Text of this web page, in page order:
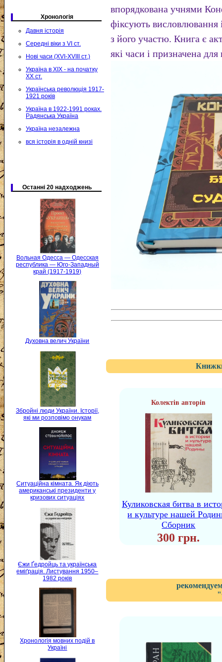
Хронологія
Давня історія
Середні віки з VI ст.
Нові часи (XVI-XVIII ст.)
Україна в XIX - на початку
XX ст.
Українська революція 1917-
1921 років
Україна в 1922-1991 роках.
Радянська Україна
Україна незалежна
вся історія в одній книзі
Останні 20 надходжень
Вольная Одесса — Одесская
республика — Юго-Западный
край (1917-1919)
Духовна велич України
Збройні люди України. Історії,
які ми розповімо онукам
Ситуаційна кімната. Як діють
американські президенти у
кризових ситуаціях
Єжи Ґедройць та українська
еміґрація. Листування 1950–
1982 років
Хронологія мовних подій в
Україні
впорядкована учнями
фіксують висловлювання
з його участю. Книга є
які часи і призначена
Колектів авторів
Куликовская битва в
и культуре нашей
Сборник
300 грн.